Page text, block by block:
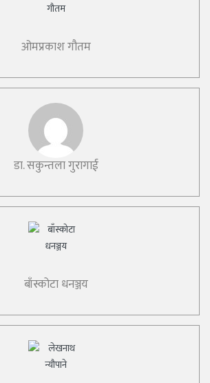
ओमप्रकाश गौतम
डा. सकुन्तला गुरागाई
बाँस्कोटा धनञ्जय